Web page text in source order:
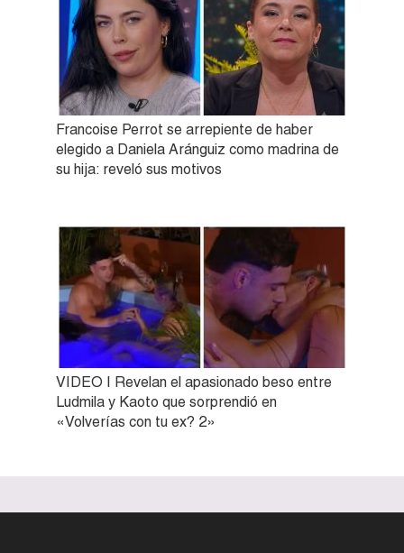
Francoise Perrot se arrepiente de haber
elegido a Daniela Aránguiz como madrina de
su hija: reveló sus motivos
VIDEO | Revelan el apasionado beso entre
Ludmila y Kaoto que sorprendió en
«Volverías con tu ex? 2»